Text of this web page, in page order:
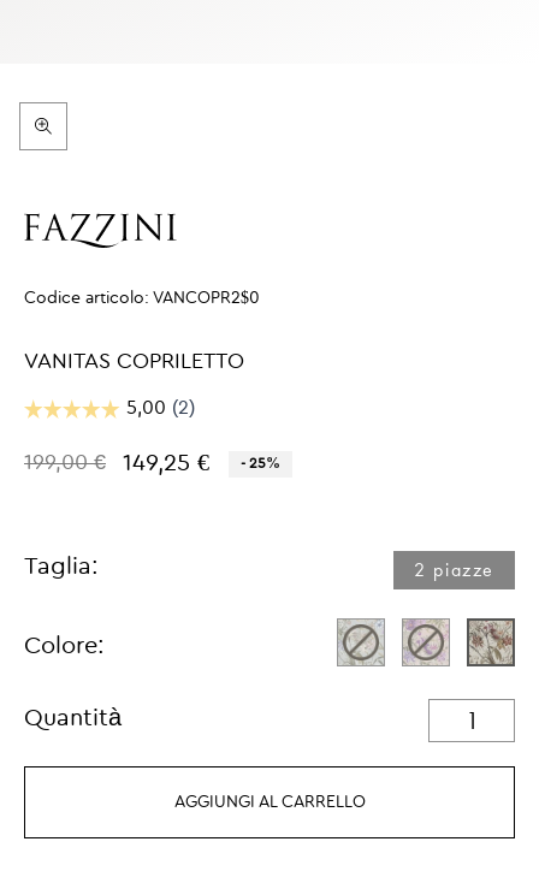
Codice articolo: VANCOPR2$0
VANITAS COPRILETTO
199,00 € 149,25 € - 25%
Taglia: 2 piazze
Colore:
Quantità
AGGIUNGI AL CARRELLO